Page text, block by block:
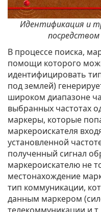
Идентификация и
В процессе поиска,
помощи которого
идентифицировать
под землей)
широком диапазоне
выбранных частотах
маркеры, которые
маркероискателя
установленной
полученный сигнал
маркероискателю не
местонахождение
тип коммуникации,
данным маркером